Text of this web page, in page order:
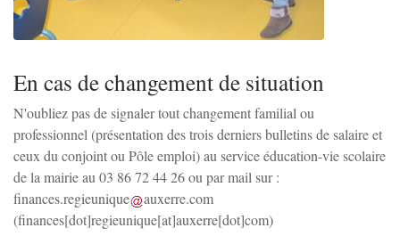
En cas de changement de situation
N'oubliez pas de signaler tout changement familial ou
professionnel (présentation des trois derniers bulletins de salaire et
ceux du conjoint ou Pôle emploi) au service éducation-vie scolaire
de la mairie au 03 86 72 44 26 ou par mail sur :
finances.regieunique auxerre.com
(finances[dot]regieunique[at]auxerre[dot]com)